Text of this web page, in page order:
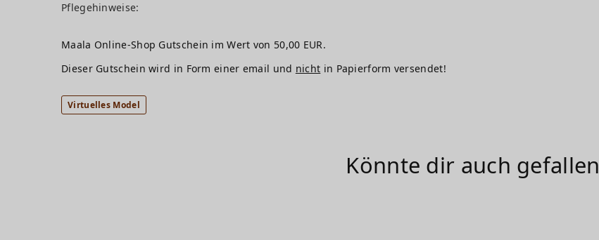
Pflegehinweise:
Maala Online-Shop Gutschein im Wert von 50,00 EUR.
Dieser Gutschein wird in Form einer email und nicht in Papierform versendet!
Virtuelles Model
Könnte dir auch gefallen